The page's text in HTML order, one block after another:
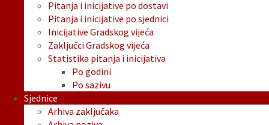
Pitanja i inicijative po dostavi
Pitanja i inicijative po sjednici
Inicijative Gradskog vijeća
Zaključci Gradskog vijeća
Statistika pitanja i inicijativa
Po godini
Po sazivu
Sjednice
Arhiva zaključaka